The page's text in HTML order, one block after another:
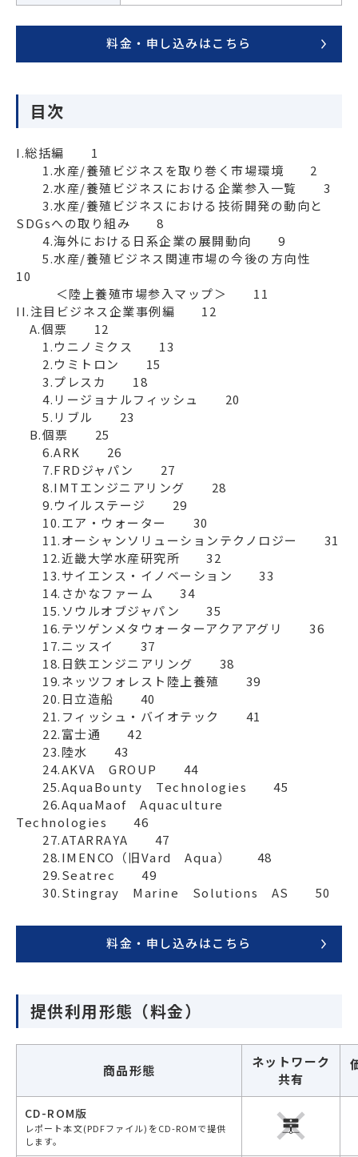
料金・申し込みはこちら
目次
I.総括編　　1
1.水産/養殖ビジネスを取り巻く市場環境　　2
2.水産/養殖ビジネスにおける企業参入一覧　　3
3.水産/養殖ビジネスにおける技術開発の動向と
SDGsへの取り組み　　8
4.海外における日系企業の展開動向　　9
5.水産/養殖ビジネス関連市場の今後の方向性
10
＜陸上養殖市場参入マップ＞　　11
II.注目ビジネス企業事例編　　12
A.個票　　12
1.ウニノミクス　　13
2.ウミトロン　　15
3.プレスカ　　18
4.リージョナルフィッシュ　　20
5.リブル　　23
B.個票　　25
6.ARK　　26
7.FRDジャパン　　27
8.IMTエンジニアリング　　28
9.ウイルステージ　　29
10.エア・ウォーター　　30
11.オーシャンソリューションテクノロジー　　31
12.近畿大学水産研究所　　32
13.サイエンス・イノベーション　　33
14.さかなファーム　　34
15.ソウルオブジャパン　　35
16.テツゲンメタウォーターアクアアグリ　　36
17.ニッスイ　　37
18.日鉄エンジニアリング　　38
19.ネッツフォレスト陸上養殖　　39
20.日立造船　　40
21.フィッシュ・バイオテック　　41
22.富士通　　42
23.陸水　　43
24.AKVA　GROUP　　44
25.AquaBounty　Technologies　　45
26.AquaMaof　Aquaculture
Technologies　　46
27.ATARRAYA　　47
28.IMENCO（旧Vard　Aqua）　　48
29.Seatrec　　49
30.Stingray　Marine　Solutions　AS　　50
料金・申し込みはこちら
提供利用形態（料金）
商品形態
ネットワーク
共有
CD-ROM版
レポート本文(PDFファイル)をCD-ROMで提供
します。